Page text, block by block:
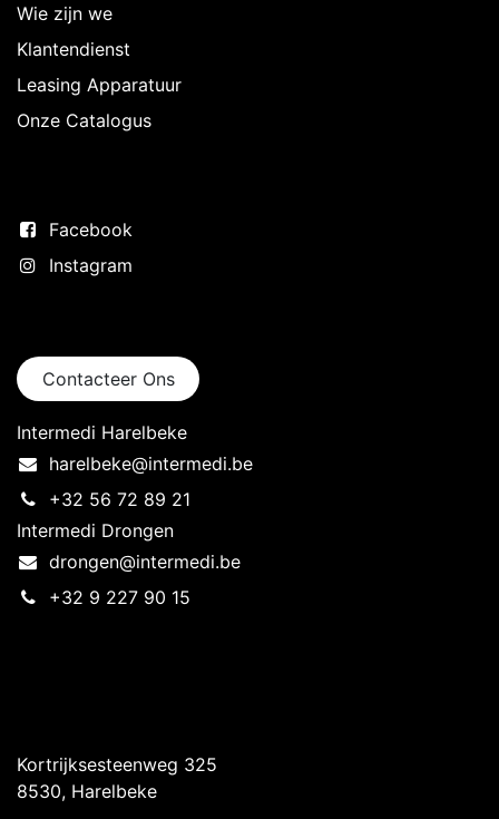
Wie zijn we
Klantendienst
Leasing Apparatuur
Onze Catalogus
Facebook
Instagram
Contacteer Ons
Intermedi Harelbeke
harelbeke@intermedi.be
+32 56 72 89 21
Intermedi Drongen
drongen@intermedi.be
+32 9 227 90 15
Kortrijksesteenweg 325
8530, Harelbeke